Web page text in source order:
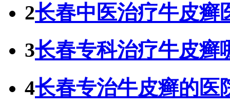
2长春中医治疗牛皮癣
3长春专科治疗牛皮癣
4长春专治牛皮癣的医